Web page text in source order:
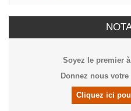
Soyez le premier
Donnez nous
Cliquez ici